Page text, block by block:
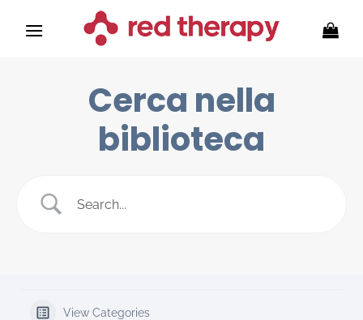
Cerca nella
biblioteca
View Categories